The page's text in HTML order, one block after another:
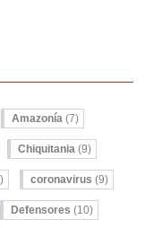
Amazonía (7)
Chiquitania (9)
coronavirus (9)
Defensores (10)